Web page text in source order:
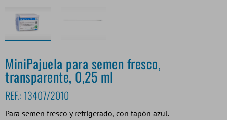
MiniPajuela para semen fresco,
transparente, 0,25 ml
REF.: 13407/2010
Para semen fresco y refrigerado, con tapón azul.